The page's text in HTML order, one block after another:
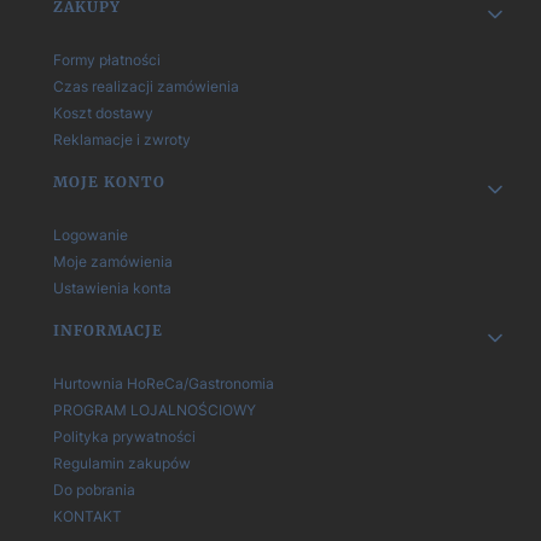
Linki w stopce
ZAKUPY
Formy płatności
Czas realizacji zamówienia
Koszt dostawy
Reklamacje i zwroty
MOJE KONTO
Logowanie
Moje zamówienia
Ustawienia konta
INFORMACJE
Hurtownia HoReCa/Gastronomia
PROGRAM LOJALNOŚCIOWY
Polityka prywatności
Regulamin zakupów
Do pobrania
KONTAKT